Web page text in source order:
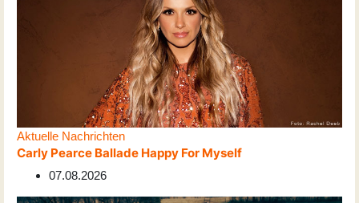
Aktuelle Nachrichten
Carly Pearce Ballade Happy For Myself
07.08.2026